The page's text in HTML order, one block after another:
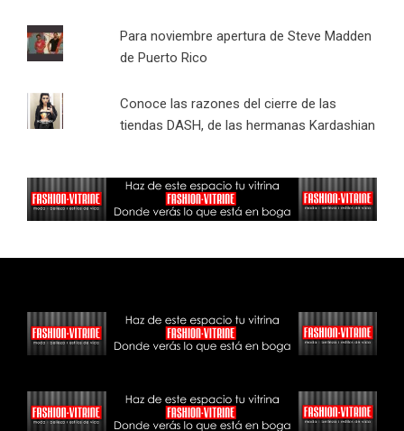
Para noviembre apertura de Steve Madden
de Puerto Rico
Conoce las razones del cierre de las
tiendas DASH, de las hermanas Kardashian